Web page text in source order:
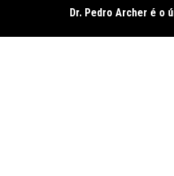
o
As Hilárias: Suzy